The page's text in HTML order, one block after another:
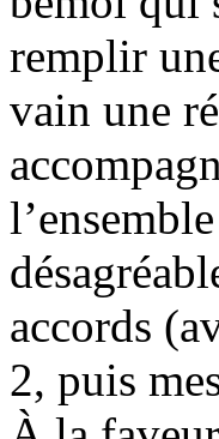
remplir
vain une
accords
2, puis